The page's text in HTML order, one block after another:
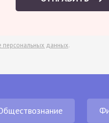
персональных данных.